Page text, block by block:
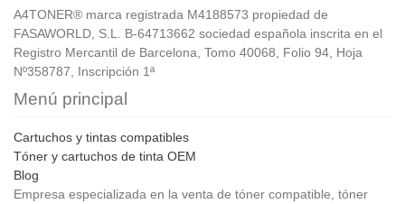
A4TONER® marca registrada M4188573 propiedad de
FASAWORLD, S.L. B-64713662 sociedad española inscrita en el
Registro Mercantil de Barcelona, Tomo 40068, Folio 94, Hoja
Nº358787, Inscripción 1ª
Menú principal
Cartuchos y tintas compatibles
Tóner y cartuchos de tinta OEM
Blog
Empresa especializada en la venta de tóner compatible, tóner